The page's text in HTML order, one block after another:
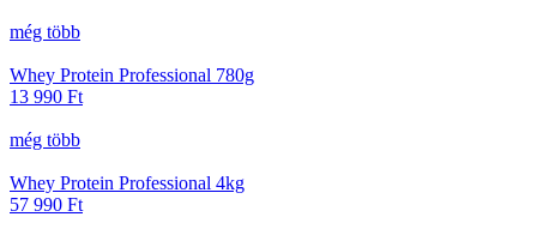
még több
Whey Protein Professional 780g
13 990 Ft
még több
Whey Protein Professional 4kg
57 990 Ft